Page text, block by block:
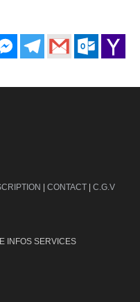
| CONTACT | C.G.V
INFOS SERVICES